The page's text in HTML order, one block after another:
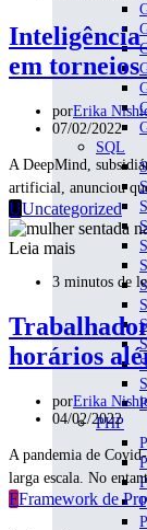
SQL
PHP
em torneios
porErika
07/02/2022
A DeepMind,
artificial, anunciou
UUncategorized
Leia mais
3 minutos de
horários
porErika
04/02/2022
A pandemia de
larga escala. No
FFramework de